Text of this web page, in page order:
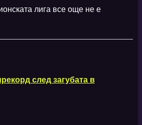
лига все още не е
след загубата в